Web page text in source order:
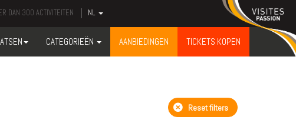
DAN 300 ACTIVITEITEN NL
CATEGORIEËN AANBIEDINGEN TICKETS KOPEN
Reset filters